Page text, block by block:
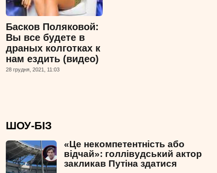
Басков Поляковой:
Вы все будете в
драных колготках к
нам ездить (видео)
28 грудня, 2021, 11:03
ШОУ-БІЗ
«Це некомпетентність або
відчай»: голлівудський актор
закликав Путіна здатися